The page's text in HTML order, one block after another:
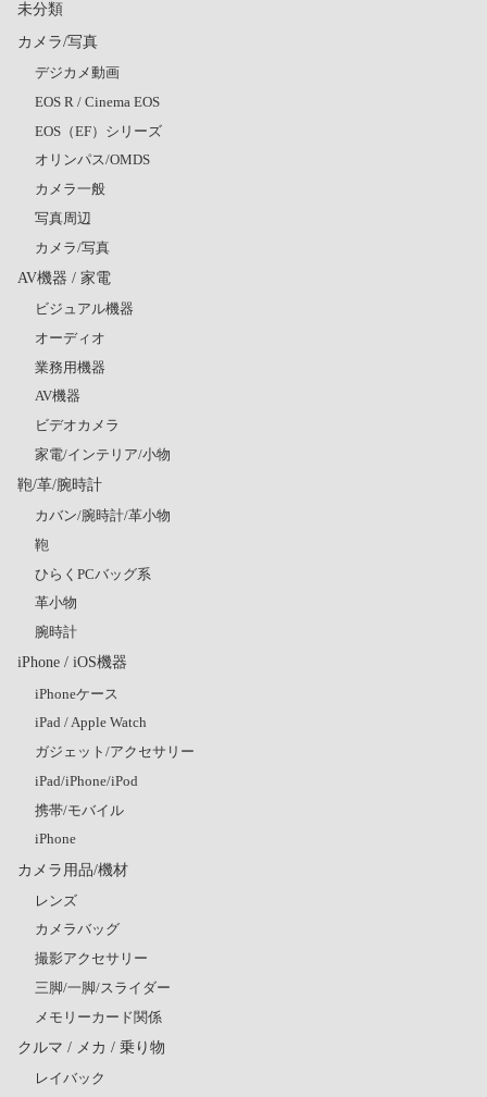
未分類
カメラ/写真
デジカメ動画
EOS R / Cinema EOS
EOS（EF）シリーズ
オリンパス/OMDS
カメラ一般
写真周辺
カメラ/写真
AV機器 / 家電
ビジュアル機器
オーディオ
業務用機器
AV機器
ビデオカメラ
家電/インテリア/小物
鞄/革/腕時計
カバン/腕時計/革小物
鞄
ひらくPCバッグ系
革小物
腕時計
iPhone / iOS機器
iPhoneケース
iPad / Apple Watch
ガジェット/アクセサリー
iPad/iPhone/iPod
携帯/モバイル
iPhone
カメラ用品/機材
レンズ
カメラバッグ
撮影アクセサリー
三脚/一脚/スライダー
メモリーカード関係
クルマ / メカ / 乗り物
レイバック